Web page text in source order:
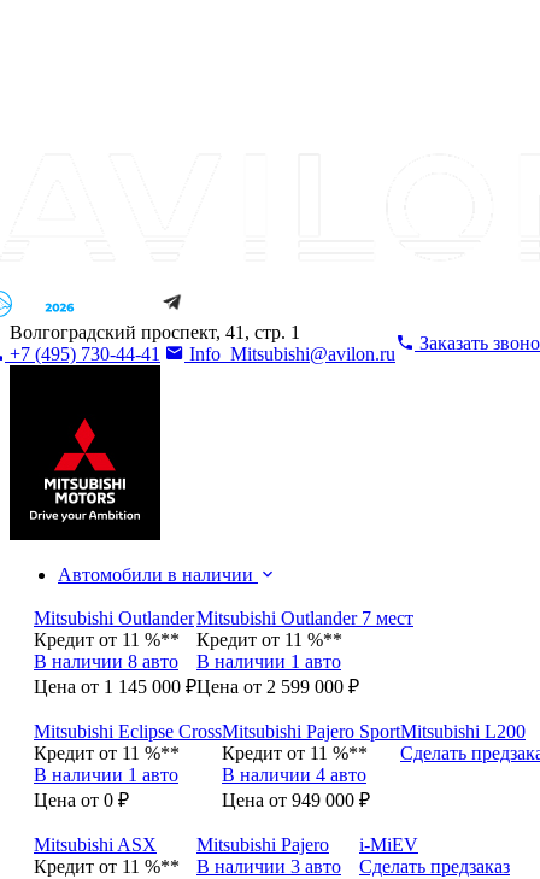
Волгоградский проспект, 41, стр. 1
+7 (495) 730-44-41
Info_Mitsubishi@avilon.ru
Заказать
Автомобили в наличии
Mitsubishi Outlander
Кредит от 11 %**
В наличии 8 авто
Цена от 1 145 000 ₽
Mitsubishi Outlander 7 мест
Кредит от 11 %**
В наличии 1 авто
Цена от 2 599 000 ₽
Mitsubishi Eclipse Cross
Кредит от 11 %**
В наличии 1 авто
Цена от 0 ₽
Mitsubishi Pajero Sport
Кредит от 11 %**
В наличии 4 авто
Цена от 949 000 ₽
Mitsubishi L200
Сделать
Mitsubishi ASX
Кредит от 11 %**
Mitsubishi Pajero
В наличии 3 авто
i-MiEV
Сделать предзаказ